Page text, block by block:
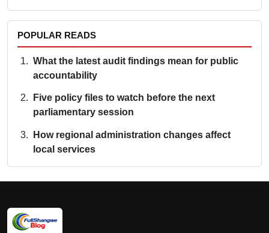
POPULAR READS
What the latest audit findings mean for public
accountability
Five policy files to watch before the next
parliamentary session
How regional administration changes affect
local services